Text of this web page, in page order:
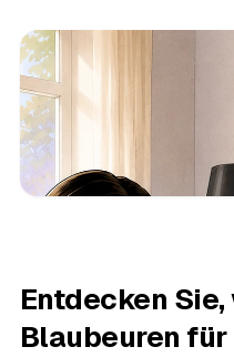
Entdecken Sie,
Blaubeuren